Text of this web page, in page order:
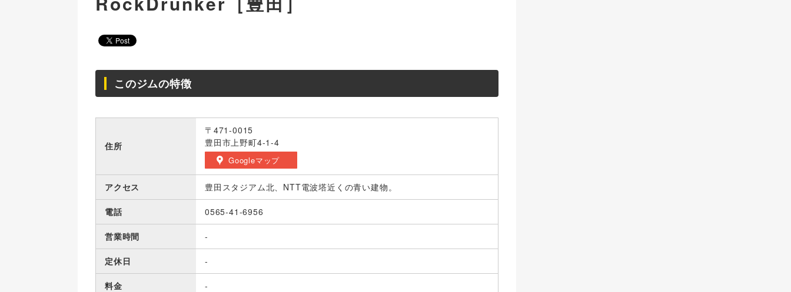
このジムの特徴
住所
〒471-0015
豊田市上野町4-1-4
Googleマップ
アクセス 豊田スタジアム北、NTT電波塔近くの青い建物。
電話 0565-41-6956
営業時間 -
定休日 -
料金 -